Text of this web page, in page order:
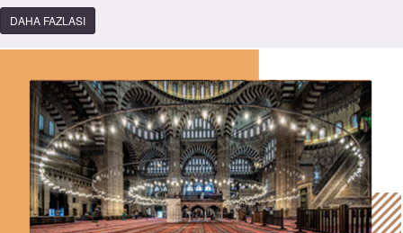
DAHA FAZLASI